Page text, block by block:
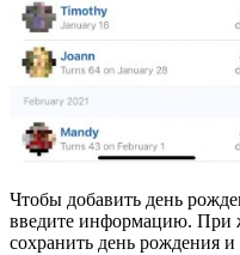
Чтобы добавить день
введите информацию. При
сохранить день рождения